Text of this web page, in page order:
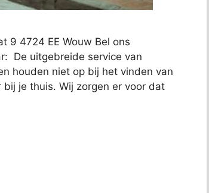
9 4724 EE Wouw Bel ons
De uitgebreide service van
houden niet op bij het vinden van
je thuis. Wij zorgen er voor dat